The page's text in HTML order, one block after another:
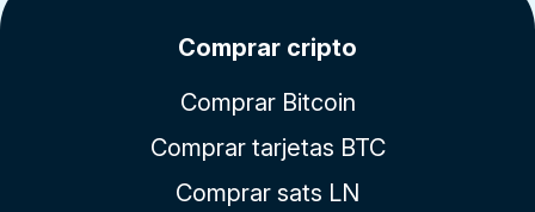
Comprar cripto
Comprar Bitcoin
Comprar tarjetas BTC
Comprar sats LN